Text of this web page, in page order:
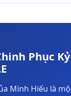
Phục
Minh Hiếu là